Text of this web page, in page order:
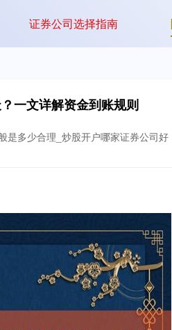
证券公司选择指南
一文详解资金到账规则
是多少合理_炒股开户哪家证券公司好